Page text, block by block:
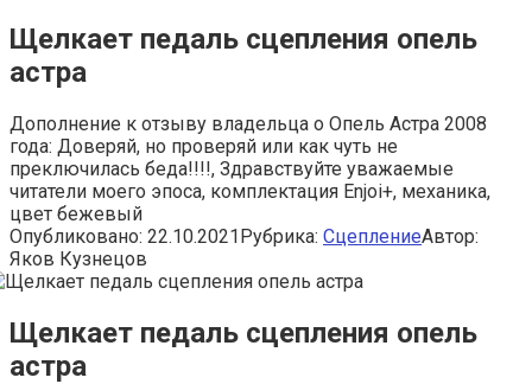
Щелкает педаль сцепления опель
астра
Дополнение к отзыву владельца о Опель Астра 2008
года: Доверяй, но проверяй или как чуть не
преключилась беда!!!!, Здравствуйте уважаемые
читатели моего эпоса, комплектация Enjoi+, механика,
цвет бежевый
Опубликовано: 22.10.2021Рубрика: СцеплениеАвтор:
Яков Кузнецов
Щелкает педаль сцепления опель
астра